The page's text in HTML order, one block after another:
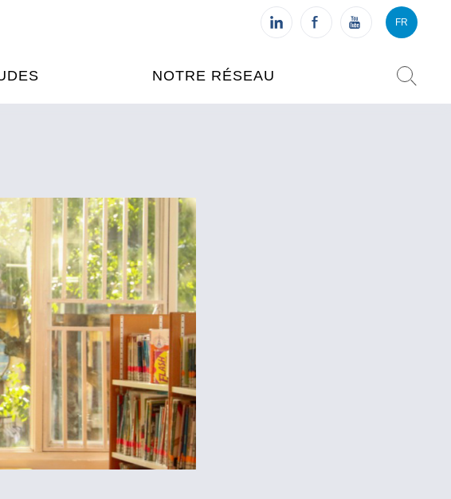
ALUMNI VIETNAM
NOTRE RÉSEAU
L'IFV À HANOI
L'IFV À HUÉ
L'IFV À DANANG
L'IFV À HCMV
RECRUTEMENT
FR
VI FR